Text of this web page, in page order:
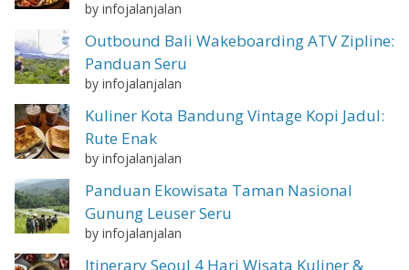
by infojalanjalan
Outbound Bali Wakeboarding ATV Zipline:
Panduan Seru
by infojalanjalan
Kuliner Kota Bandung Vintage Kopi Jadul:
Rute Enak
by infojalanjalan
Panduan Ekowisata Taman Nasional
Gunung Leuser Seru
by infojalanjalan
Itinerary Seoul 4 Hari Wisata Kuliner &